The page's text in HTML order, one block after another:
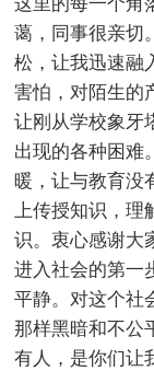
蔼，同事很亲切
松，让我迅速融
害怕，对陌生的
让刚从学校象牙
出现的各种困难
暖，让与教育没
上传授知识，
识。衷心感谢大
进入社会的第一
平静。对这个社
那样黑暗和不公
有人，是你们让